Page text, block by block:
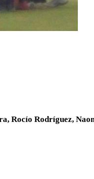
Rocío Rodríguez,